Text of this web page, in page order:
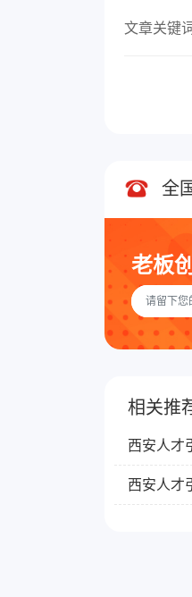
文章关键词
全
老板
相关推
西安人才
西安人才